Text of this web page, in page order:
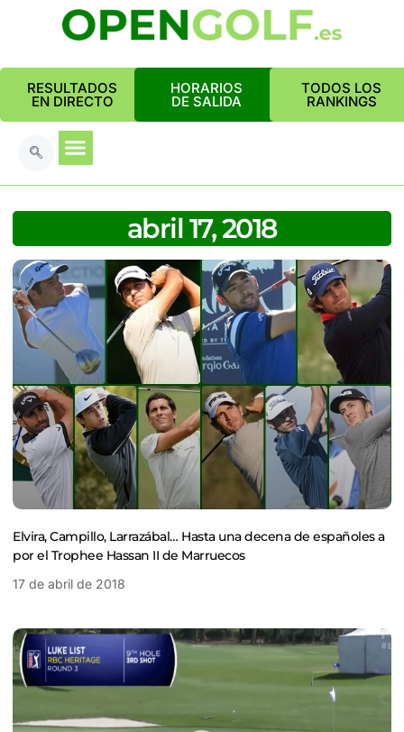
RESULTADOS
EN DIRECTO
HORARIOS
DE SALIDA
TODOS LOS
RANKINGS
abril 17, 2018
Elvira, Campillo, Larrazábal… Hasta una decena de españoles a
por el Trophee Hassan II de Marruecos
17 de abril de 2018